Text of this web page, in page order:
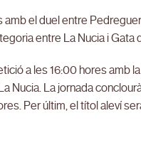
el duel entre
entre La Nucia i Gata
a les 16:00 hores amb
Nucia. La jornada
Per últim, el títol aleví